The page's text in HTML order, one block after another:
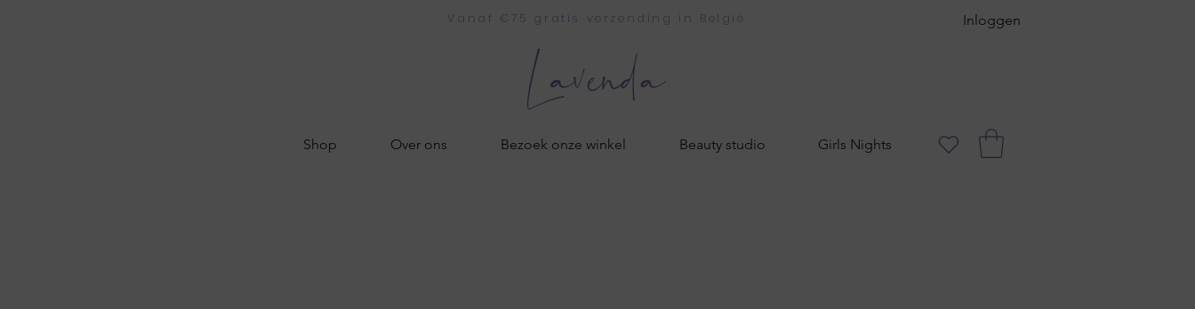
Vanaf €75 gratis verzending in België Inloggen
Shop Over ons Bezoek onze winkel Beauty studio Girls Nights